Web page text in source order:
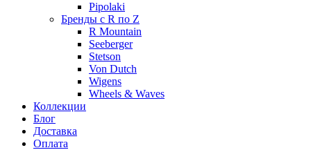
Pipolaki
Бренды с R по Z
R Mountain
Seeberger
Stetson
Von Dutch
Wigens
Wheels & Waves
Коллекции
Блог
Доставка
Оплата